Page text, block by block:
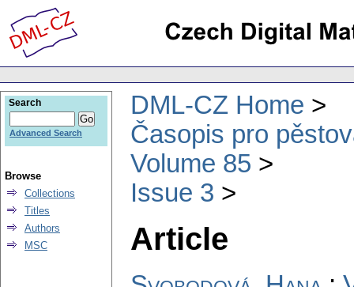
DML-CZ Home
Časopis pro
Volume 85
Issue 3
Article
Search
Advanced Search
Browse
Collections
Titles
Authors
MSC